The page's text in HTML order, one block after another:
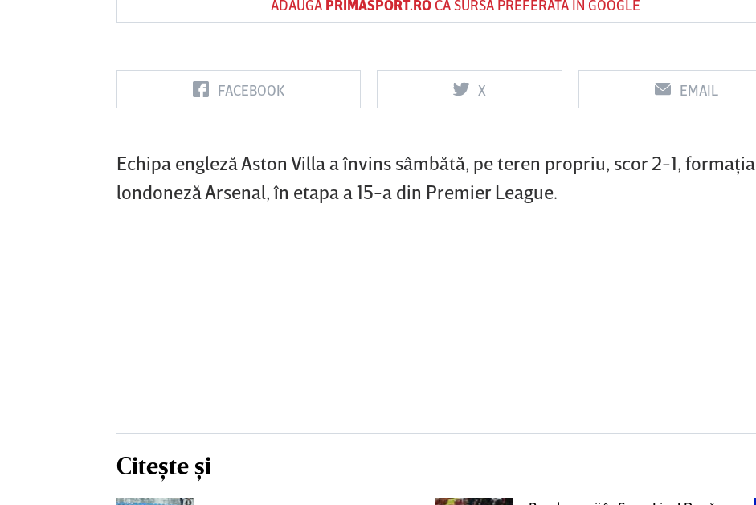
ADAUGĂ PRIMASPORT.ROCA SURSĂ PREFERATĂ ÎN GOOGLE
FACEBOOK X EMAIL
Echipa engleză Aston Villa a învins sâmbătă, pe teren propriu, scor 2-1, formaţia
londoneză Arsenal, în etapa a 15-a din Premier League.
Citește și
Vs Vs Vs